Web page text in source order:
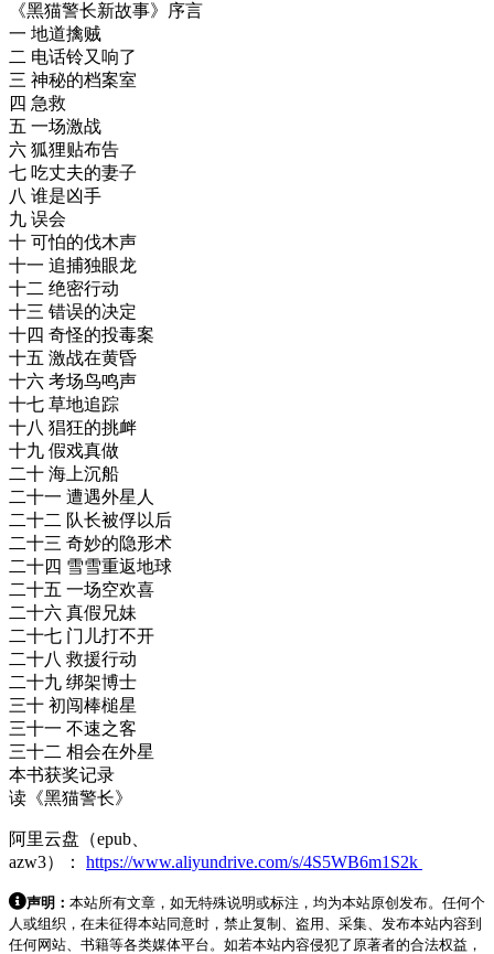
《黑猫警长新故事》序言
一 地道擒贼
二 电话铃又响了
三 神秘的档案室
四 急救
五 一场激战
六 狐狸贴布告
七 吃丈夫的妻子
八 谁是凶手
九 误会
十 可怕的伐木声
十一 追捕独眼龙
十二 绝密行动
十三 错误的决定
十四 奇怪的投毒案
十五 激战在黄昏
十六 考场鸟鸣声
十七 草地追踪
十八 猖狂的挑衅
十九 假戏真做
二十 海上沉船
二十一 遭遇外星人
二十二 队长被俘以后
二十三 奇妙的隐形术
二十四 雪雪重返地球
二十五 一场空欢喜
二十六 真假兄妹
二十七 门儿打不开
二十八 救援行动
二十九 绑架博士
三十 初闯棒槌星
三十一 不速之客
三十二 相会在外星
本书获奖记录
读《黑猫警长》
阿里云盘（epub、
azw3）： https://www.aliyundrive.com/s/4S5WB6m1S2k
声明： 本站所有文章，如无特殊说明或标注，均为本站原创发布。任何个
人或组织，在未征得本站同意时，禁止复制、盗用、采集、发布本站内容到
任何网站、书籍等各类媒体平台。如若本站内容侵犯了原著者的合法权益，